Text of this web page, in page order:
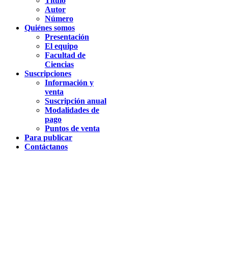
Autor
Número
Quiénes somos
Presentación
El equipo
Facultad de
Ciencias
Suscripciones
Información y
venta
Suscripción anual
Modalidades de
pago
Puntos de venta
Para publicar
Contáctanos